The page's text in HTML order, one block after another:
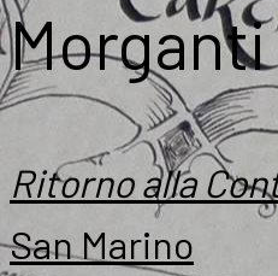
Morganti
Ritorno alla
San Marino